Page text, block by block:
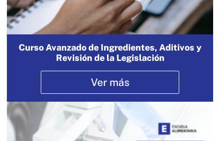
Curso Avanzado de Ingredientes, Aditivos y
Revisión de la Legislación
Ver más